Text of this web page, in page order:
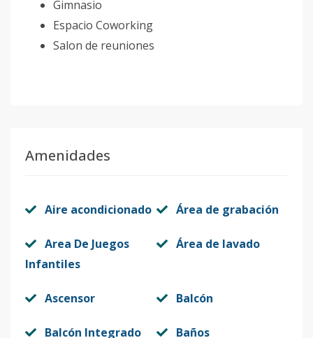
Gimnasio
Espacio Coworking
Salon de reuniones
Amenidades
Aire acondicionado Área de grabación
Area De Juegos
Infantiles
Área de lavado
Ascensor Balcón
Balcón Integrado Baños